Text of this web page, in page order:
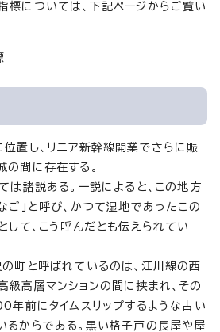
標については、下記ページからご覧い
置し、リニア新幹線開業でさらに賑
間に存在する。
は諸説ある。一説によると、この地方
ご」と呼び、かつて湿地であったこの
して、こう呼んだとも伝えられてい
町と呼ばれているのは、江川線の西
高層マンションの間に挟まれ、その
前にタイムスリップするような古い
るからである。黒い格子戸の長屋や屋